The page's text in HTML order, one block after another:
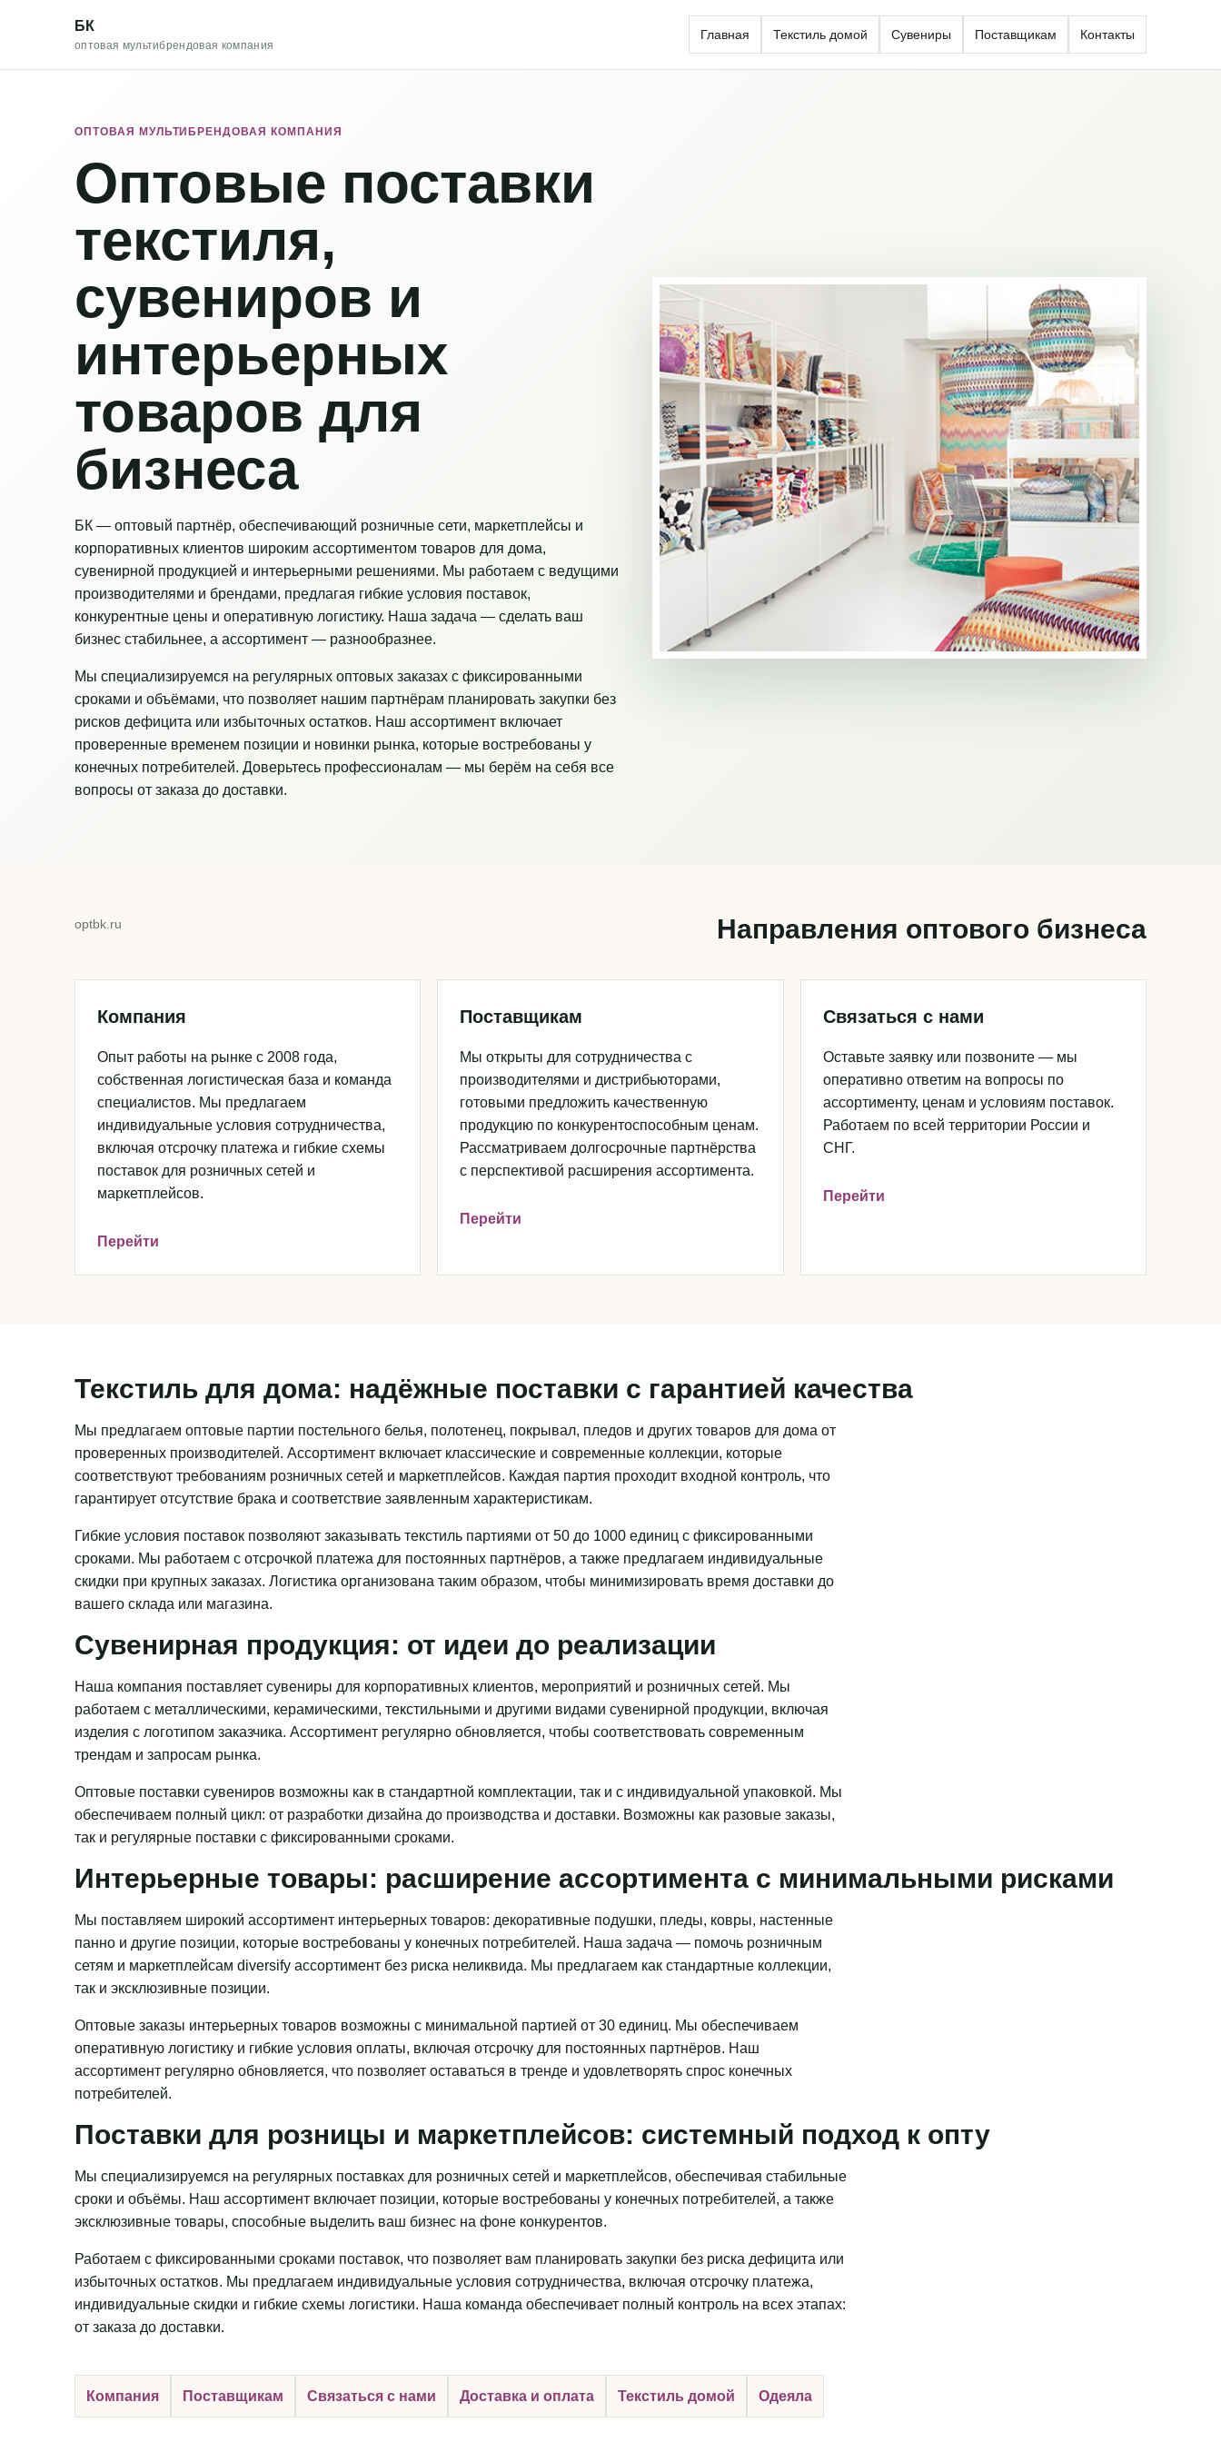
БК
оптовая мультибрендовая компания
Главная Текстиль домой Сувениры Поставщикам Контакты
ОПТОВАЯ МУЛЬТИБРЕНДОВАЯ КОМПАНИЯ
Оптовые поставки
текстиля,
сувениров и
интерьерных
товаров для
бизнеса
БК — оптовый партнёр, обеспечивающий розничные сети, маркетплейсы и
корпоративных клиентов широким ассортиментом товаров для дома,
сувенирной продукцией и интерьерными решениями. Мы работаем с ведущими
производителями и брендами, предлагая гибкие условия поставок,
конкурентные цены и оперативную логистику. Наша задача — сделать ваш
бизнес стабильнее, а ассортимент — разнообразнее.
Мы специализируемся на регулярных оптовых заказах с фиксированными
сроками и объёмами, что позволяет нашим партнёрам планировать закупки без
рисков дефицита или избыточных остатков. Наш ассортимент включает
проверенные временем позиции и новинки рынка, которые востребованы у
конечных потребителей. Доверьтесь профессионалам — мы берём на себя все
вопросы от заказа до доставки.
optbk.ru Направления оптового бизнеса
Компания
Опыт работы на рынке с 2008 года,
собственная логистическая база и команда
специалистов. Мы предлагаем
индивидуальные условия сотрудничества,
включая отсрочку платежа и гибкие схемы
поставок для розничных сетей и
маркетплейсов.
Перейти
Поставщикам
Мы открыты для сотрудничества с
производителями и дистрибьюторами,
готовыми предложить качественную
продукцию по конкурентоспособным ценам.
Рассматриваем долгосрочные партнёрства
с перспективой расширения ассортимента.
Перейти
Связаться с нами
Оставьте заявку или позвоните — мы
оперативно ответим на вопросы по
ассортименту, ценам и условиям поставок.
Работаем по всей территории России и
СНГ.
Перейти
Текстиль для дома: надёжные поставки с гарантией качества
Мы предлагаем оптовые партии постельного белья, полотенец, покрывал, пледов и других товаров для дома от
проверенных производителей. Ассортимент включает классические и современные коллекции, которые
соответствуют требованиям розничных сетей и маркетплейсов. Каждая партия проходит входной контроль, что
гарантирует отсутствие брака и соответствие заявленным характеристикам.
Гибкие условия поставок позволяют заказывать текстиль партиями от 50 до 1000 единиц с фиксированными
сроками. Мы работаем с отсрочкой платежа для постоянных партнёров, а также предлагаем индивидуальные
скидки при крупных заказах. Логистика организована таким образом, чтобы минимизировать время доставки до
вашего склада или магазина.
Сувенирная продукция: от идеи до реализации
Наша компания поставляет сувениры для корпоративных клиентов, мероприятий и розничных сетей. Мы
работаем с металлическими, керамическими, текстильными и другими видами сувенирной продукции, включая
изделия с логотипом заказчика. Ассортимент регулярно обновляется, чтобы соответствовать современным
трендам и запросам рынка.
Оптовые поставки сувениров возможны как в стандартной комплектации, так и с индивидуальной упаковкой. Мы
обеспечиваем полный цикл: от разработки дизайна до производства и доставки. Возможны как разовые заказы,
так и регулярные поставки с фиксированными сроками.
Интерьерные товары: расширение ассортимента с минимальными рисками
Мы поставляем широкий ассортимент интерьерных товаров: декоративные подушки, пледы, ковры, настенные
панно и другие позиции, которые востребованы у конечных потребителей. Наша задача — помочь розничным
сетям и маркетплейсам diversify ассортимент без риска неликвида. Мы предлагаем как стандартные коллекции,
так и эксклюзивные позиции.
Оптовые заказы интерьерных товаров возможны с минимальной партией от 30 единиц. Мы обеспечиваем
оперативную логистику и гибкие условия оплаты, включая отсрочку для постоянных партнёров. Наш
ассортимент регулярно обновляется, что позволяет оставаться в тренде и удовлетворять спрос конечных
потребителей.
Поставки для розницы и маркетплейсов: системный подход к опту
Мы специализируемся на регулярных поставках для розничных сетей и маркетплейсов, обеспечивая стабильные
сроки и объёмы. Наш ассортимент включает позиции, которые востребованы у конечных потребителей, а также
эксклюзивные товары, способные выделить ваш бизнес на фоне конкурентов.
Работаем с фиксированными сроками поставок, что позволяет вам планировать закупки без риска дефицита или
избыточных остатков. Мы предлагаем индивидуальные условия сотрудничества, включая отсрочку платежа,
индивидуальные скидки и гибкие схемы логистики. Наша команда обеспечивает полный контроль на всех этапах:
от заказа до доставки.
Компания Поставщикам Связаться с нами Доставка и оплата Текстиль домой Одеяла